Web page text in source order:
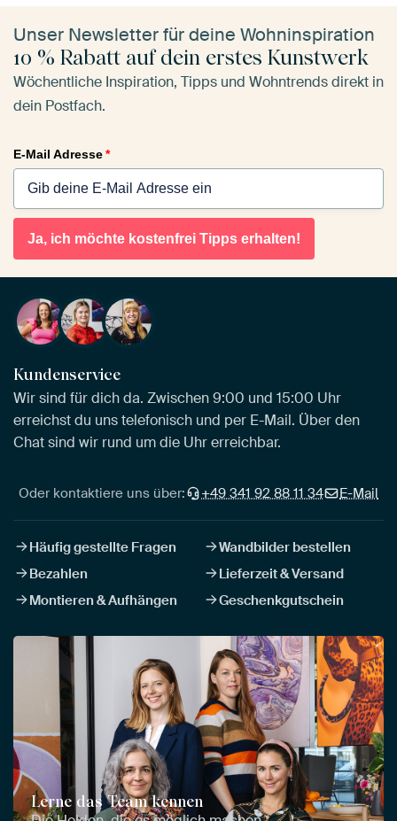
Unser Newsletter für deine Wohninspiration
10 % Rabatt auf dein erstes Kunstwerk
Wöchentliche Inspiration, Tipps und Wohntrends direkt in
dein Postfach.
E-Mail Adresse*
Ja, ich möchte kostenfrei Tipps erhalten!
Kundenservice
Wir sind für dich da. Zwischen 9:00 und 15:00 Uhr
erreichst du uns telefonisch und per E-Mail. Über den
Chat sind wir rund um die Uhr erreichbar.
Oder kontaktiere uns über: +49 341 92 88 11 34 E-Mail
Häufig gestellte Fragen
Wandbilder bestellen
Bezahlen
Lieferzeit & Versand
Montieren & Aufhängen
Geschenkgutschein
Lerne das Team kennen